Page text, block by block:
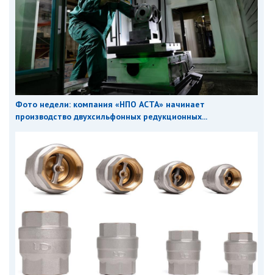
Фото недели: компания «НПО АСТА» начинает
производство двухсильфонных редукционных...